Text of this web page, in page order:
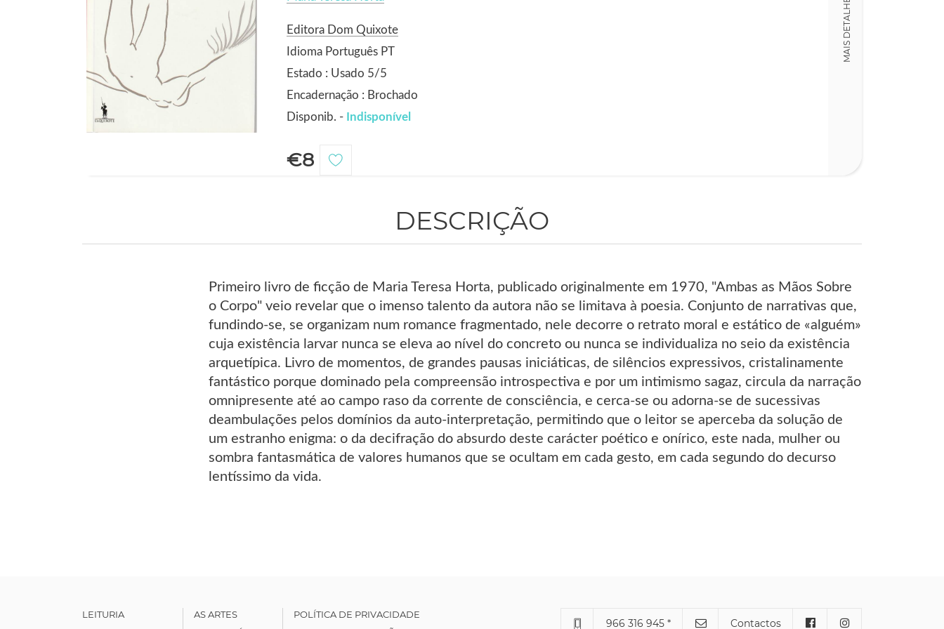
Editora Dom Quixote
Idioma Português PT
Estado : Usado 5/5
Encadernação : Brochado
Disponib. - Indisponível
€8
MAIS DETALHES
DESCRIÇÃO
Primeiro livro de ficção de Maria Teresa Horta, publicado originalmente em 1970, "Ambas as Mãos Sobre
o Corpo" veio revelar que o imenso talento da autora não se limitava à poesia. Conjunto de narrativas que,
fundindo-se, se organizam num romance fragmentado, nele decorre o retrato moral e estático de «alguém»
cuja existência larvar nunca se eleva ao nível do concreto ou nunca se individualiza no seio da existência
arquetípica. Livro de momentos, de grandes pausas iniciáticas, de silêncios expressivos, cristalinamente
fantástico porque dominado pela compreensão introspectiva e por um intimismo sagaz, circula da narração
omnipresente até ao campo raso da corrente de consciência, e cerca-se ou adorna-se de sucessivas
deambulações pelos domínios da auto-interpretação, permitindo que o leitor se aperceba da solução de
um estranho enigma: o da decifração do absurdo deste carácter poético e onírico, este nada, mulher ou
sombra fantasmática de valores humanos que se ocultam em cada gesto, em cada segundo do decurso
lentíssimo da vida.
LEITURIA
AS ARTES
POLÍTICA DE PRIVACIDADE
966 316 945 * Contactos